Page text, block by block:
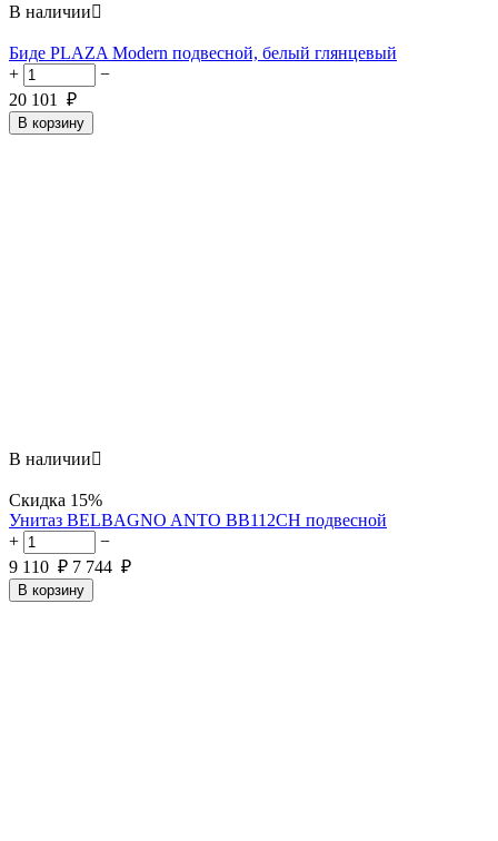
В наличии
Биде PLAZA Modern подвесной, белый глянцевый
+
−
20 101
₽
В корзину
В наличии
Скидка 15%
Унитаз BELBAGNO ANTO BB112CH подвесной
+
−
9 110 ₽ 7 744 ₽
В корзину